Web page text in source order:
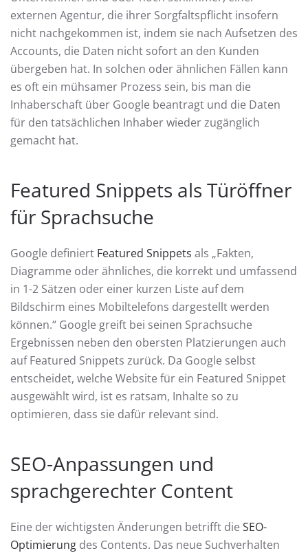
externen Agentur, die ihrer Sorgfaltspflicht insofern
nicht nachgekommen ist, indem sie nach Aufsetzen des
Accounts, die Daten nicht sofort an den Kunden
übergeben hat. In solchen oder ähnlichen Fällen kann
es oft ein mühsamer Prozess sein, bis man die
Inhaberschaft über Google beantragt und die Daten
für den tatsächlichen Inhaber wieder zugänglich
gemacht hat.
Featured Snippets als Türöffner
für Sprachsuche
Google definiert Featured Snippets als „Fakten,
Diagramme oder ähnliches, die korrekt und umfassend
in 1-2 Sätzen oder einer kurzen Liste auf dem
Bildschirm eines Mobiltelefons dargestellt werden
können.“ Google greift bei seinen Sprachsuche
Ergebnissen neben den obersten Platzierungen auch
auf Featured Snippets zurück. Da Google selbst
entscheidet, welche Website für ein Featured Snippet
ausgewählt wird, ist es ratsam, Inhalte so zu
optimieren, dass sie dafür relevant sind.
SEO-Anpassungen und
sprachgerechter Content
Eine der wichtigsten Änderungen betrifft die SEO-
Optimierung des Contents. Das neue Suchverhalten